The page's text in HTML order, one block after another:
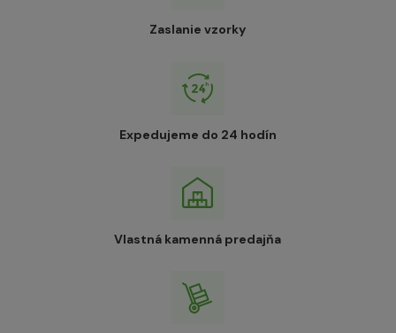
Zaslanie vzorky
Expedujeme do 24 hodín
Vlastná kamenná predajňa